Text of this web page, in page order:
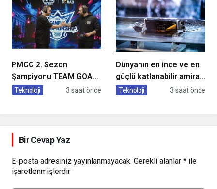
PMCC 2. Sezon
Şampiyonu TEAM GOAT
Oldu
Teknoloji 3 saat önce
Dünyanın en ince ve en
güçlü katlanabilir amiral
gemisi HONOR Magic V6
Teknoloji 3 saat önce
Bir Cevap Yaz
E-posta adresiniz yayınlanmayacak. Gerekli alanlar * ile
işaretlenmişlerdir